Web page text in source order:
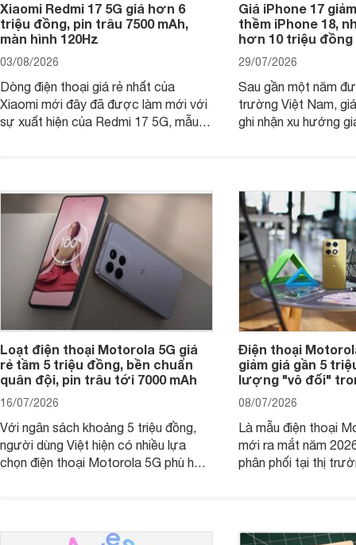
Xiaomi Redmi 17 5G giá hơn 6
triệu đồng, pin trâu 7500 mAh,
màn hình 120Hz
03/08/2026
Dòng điện thoại giá rẻ nhất của
Xiaomi mới đây đã được làm mới với
sự xuất hiện của Redmi 17 5G, mẫu
Giá iPhone 17
thềm iPhone 18,
hơn 10 triệu đồng
29/07/2026
Sau gần một năm
trường Việt Nam,
ghi nhận xu hướng
Loạt điện thoại Motorola 5G giá
rẻ tầm 5 triệu đồng, bền chuẩn
quân đội, pin trâu tới 7000 mAh
16/07/2026
Với ngân sách khoảng 5 triệu đồng,
người dùng Việt hiện có nhiều lựa
chọn điện thoại Motorola 5G phù hợp
Điện thoại
giảm giá gần 5
lượng "vô đối"
08/07/2026
Là mẫu điện thoại
mới ra mắt năm
phân phối tại thị
trình giảm giá hấp